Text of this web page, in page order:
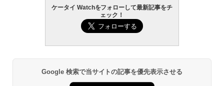
ケータイ Watchをフォローして最新記事をチ
ェック！
Google 検索で当サイトの記事を優先表示させる